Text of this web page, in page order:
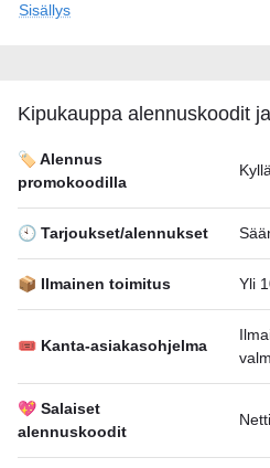
Sisällys
Kipukauppa alennuskoodit
🏷️ Alennus
promokoodilla
Kyllä
🕙 Tarjoukset/alennukset
📦 Ilmainen toimitus Yli
🎟 Kanta-asiakasohjelma
💖 Salaiset
alennuskoodit